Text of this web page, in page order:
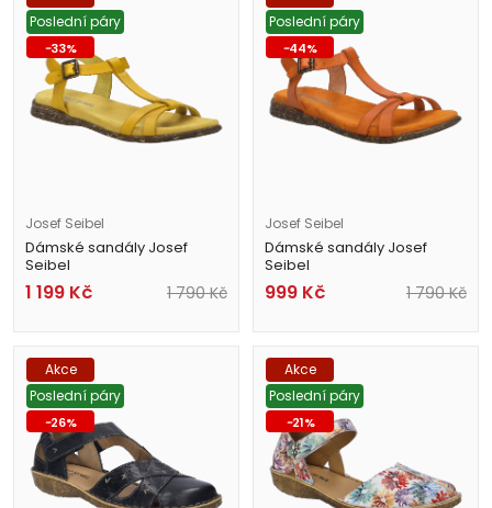
Poslední páry
-33%
Josef Seibel
Dámské sandály Josef
Seibel
74501 817 800 žluté
1 199 Kč 1 790Kč
Poslední páry
-44%
Josef Seibel
Dámské sandály Josef
Seibel
74501 817 840 oranžové
999 Kč 1 790Kč
Akce
Poslední páry
-26%
Akce
Poslední páry
-21%